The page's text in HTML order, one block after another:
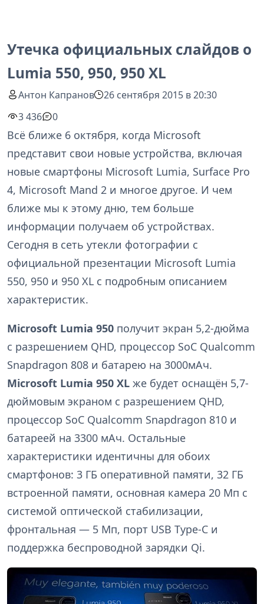
Утечка официальных слайдов о
Lumia 550, 950, 950 XL
Антон Капранов
26 сентября 2015 в 20:30
3 436
0
Всё ближе 6 октября, когда Microsoft
представит свои новые устройства, включая
новые смартфоны Microsoft Lumia, Surface Pro
4, Microsoft Mand 2 и многое другое. И чем
ближе мы к этому дню, тем больше
информации получаем об устройствах.
Сегодня в сеть утекли фотографии с
официальной презентации Microsoft Lumia
550, 950 и 950 XL с подробным описанием
характеристик.
Microsoft Lumia 950 получит экран 5,2-дюйма
с разрешением QHD, процессор SoC Qualcomm
Snapdragon 808 и батарею на 3000мАч.
Microsoft Lumia 950 XL же будет оснащён 5,7-
дюймовым экраном с разрешением QHD,
процессор SoC Qualcomm Snapdragon 810 и
батареей на 3300 мАч. Остальные
характеристики идентичны для обоих
смартфонов: 3 ГБ оперативной памяти, 32 ГБ
встроенной памяти, основная камера 20 Мп с
системой оптической стабилизации,
фронтальная — 5 Мп, порт USB Type-C и
поддержка беспроводной зарядки Qi.